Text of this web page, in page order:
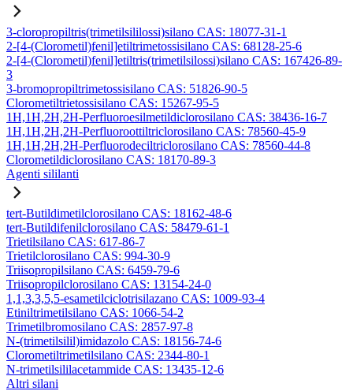
3-cloropropiltris(trimetilsililossi)silano CAS: 18077-31-1
2-[4-(Clorometil)fenil]etiltrimetossisilano CAS: 68128-25-6
2-[4-(Clorometil)fenil]etiltris(trimetilsilossi)silano CAS: 167426-89-
3
3-bromopropiltrimetossisilano CAS: 51826-90-5
Clorometiltrietossisilano CAS: 15267-95-5
1H,1H,2H,2H-Perfluoroesilmetildiclorosilano CAS: 38436-16-7
1H,1H,2H,2H-Perfluoroottiltriclorosilano CAS: 78560-45-9
1H,1H,2H,2H-Perfluorodeciltriclorosilano CAS: 78560-44-8
Clorometildiclorosilano CAS: 18170-89-3
Agenti sililanti
tert-Butildimetilclorosilano CAS: 18162-48-6
tert-Butildifenilclorosilano CAS: 58479-61-1
Trietilsilano CAS: 617-86-7
Trietilclorosilano CAS: 994-30-9
Triisopropilsilano CAS: 6459-79-6
Triisopropilclorosilano CAS: 13154-24-0
1,1,3,3,5,5-esametilciclotrisilazano CAS: 1009-93-4
Etiniltrimetilsilano CAS: 1066-54-2
Trimetilbromosilano CAS: 2857-97-8
N-(trimetilsilil)imidazolo CAS: 18156-74-6
Clorometiltrimetilsilano CAS: 2344-80-1
N-trimetilsililacetammide CAS: 13435-12-6
Altri silani